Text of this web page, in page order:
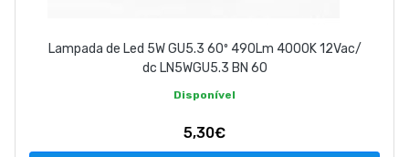
Lampada de Led 5W GU5.3 60º 490Lm 4000K 12Vac/
dc LN5WGU5.3 BN 60
Disponível
5,30€